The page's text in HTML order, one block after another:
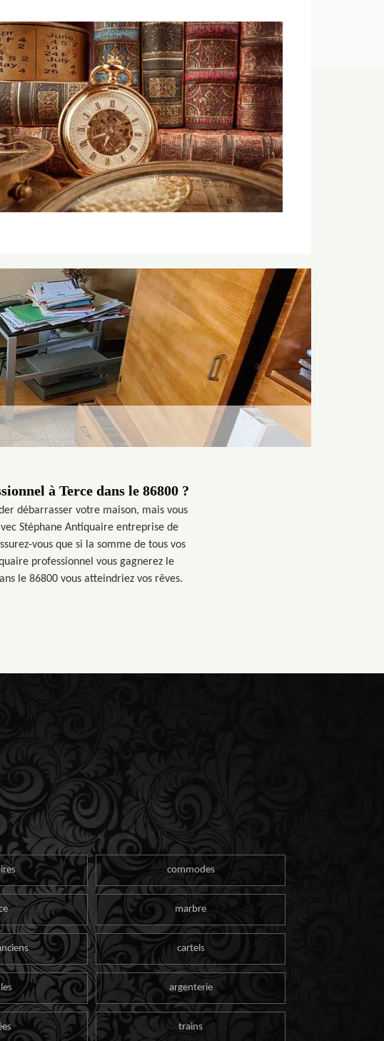
à Terce dans le 86800 ?
débarrasser votre maison, mais vous
Stéphane Antiquaire entreprise de
vous que si la somme de tous vos
professionnel vous gagnerez le
le 86800 vous atteindriez vos rêves.
commodes
marbre
cartels
argenterie
trains